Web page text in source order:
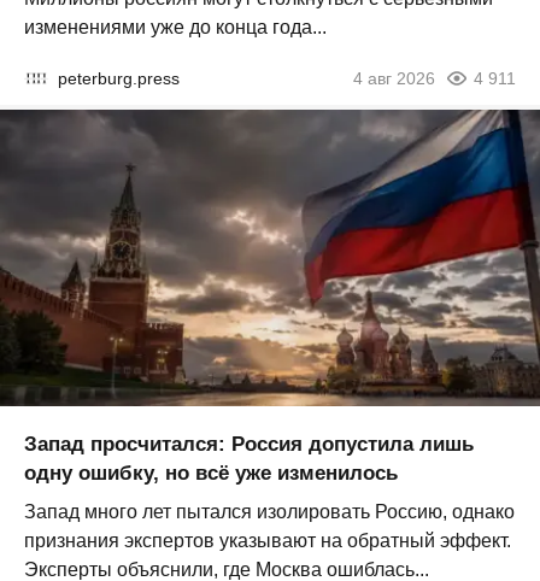
изменениями уже до конца года...
peterburg.press 4 авг 2026 4 911
Запад просчитался: Россия допустила лишь
одну ошибку, но всё уже изменилось
Запад много лет пытался изолировать Россию, однако
признания экспертов указывают на обратный эффект.
Эксперты объяснили, где Москва ошиблась...